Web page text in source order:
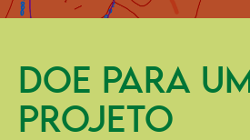
DOE PARA UM
PROJETO